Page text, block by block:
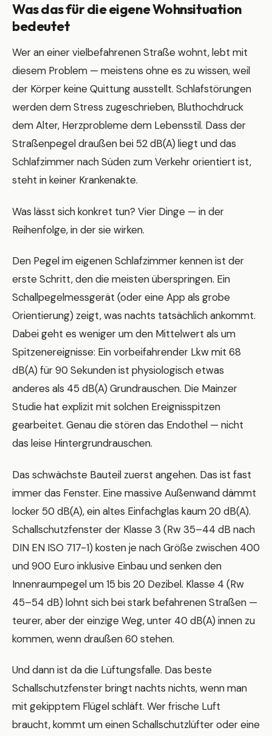
Was das für die eigene Wohnsituation
bedeutet
Wer an einer vielbefahrenen Straße wohnt, lebt mit
diesem Problem — meistens ohne es zu wissen, weil
der Körper keine Quittung ausstellt. Schlafstörungen
werden dem Stress zugeschrieben, Bluthochdruck
dem Alter, Herzprobleme dem Lebensstil. Dass der
Straßenpegel draußen bei 52 dB(A) liegt und das
Schlafzimmer nach Süden zum Verkehr orientiert ist,
steht in keiner Krankenakte.
Was lässt sich konkret tun? Vier Dinge — in der
Reihenfolge, in der sie wirken.
Den Pegel im eigenen Schlafzimmer kennen ist der
erste Schritt, den die meisten überspringen. Ein
Schallpegelmessgerät (oder eine App als grobe
Orientierung) zeigt, was nachts tatsächlich ankommt.
Dabei geht es weniger um den Mittelwert als um
Spitzenereignisse: Ein vorbeifahrender Lkw mit 68
dB(A) für 90 Sekunden ist physiologisch etwas
anderes als 45 dB(A) Grundrauschen. Die Mainzer
Studie hat explizit mit solchen Ereignisspitzen
gearbeitet. Genau die stören das Endothel — nicht
das leise Hintergrundrauschen.
Das schwächste Bauteil zuerst angehen. Das ist fast
immer das Fenster. Eine massive Außenwand dämmt
locker 50 dB(A), ein altes Einfachglas kaum 20 dB(A).
Schallschutzfenster der Klasse 3 (Rw 35–44 dB nach
DIN EN ISO 717-1) kosten je nach Größe zwischen 400
und 900 Euro inklusive Einbau und senken den
Innenraumpegel um 15 bis 20 Dezibel. Klasse 4 (Rw
45–54 dB) lohnt sich bei stark befahrenen Straßen —
teurer, aber der einzige Weg, unter 40 dB(A) innen zu
kommen, wenn draußen 60 stehen.
Und dann ist da die Lüftungsfalle. Das beste
Schallschutzfenster bringt nachts nichts, wenn man
mit gekipptem Flügel schläft. Wer frische Luft
braucht, kommt um einen Schallschutzlüfter oder eine